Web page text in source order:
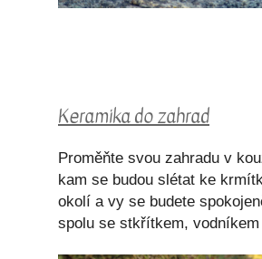
Keramika do zahrad
Proměňte svou zahradu v
kam se budou slétat ke
okolí a vy se budete
spolu se stkřítkem,